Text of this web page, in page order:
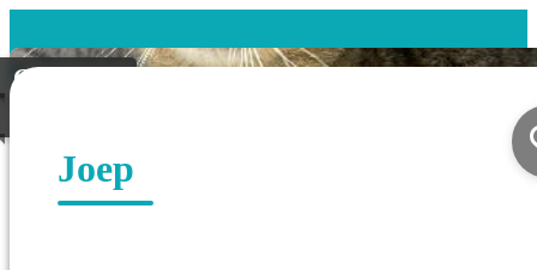
Gevonden
Joep